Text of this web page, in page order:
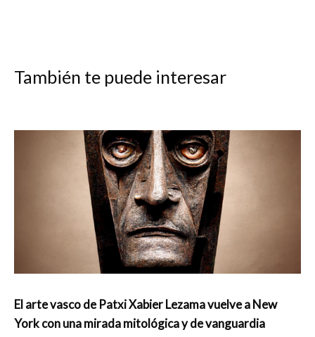
También te puede interesar
El arte vasco de Patxi Xabier Lezama vuelve a New
York con una mirada mitológica y de vanguardia